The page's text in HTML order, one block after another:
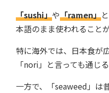
「sushi」や「ramen」
本語のまま使われること
特に海外では、日本食が
「nori」と言っても通じ
一方で、「seaweed」は